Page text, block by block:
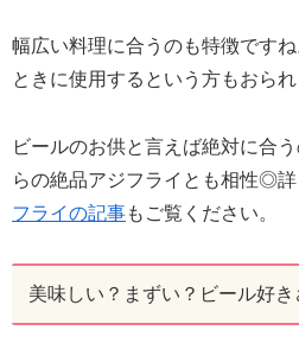
幅広い料理に合うのも特徴です
ときに使用するという方もおられ
ビールのお供と言えば絶対に合
らの絶品アジフライとも相性◎詳
フライの記事もご覧ください。
美味しい？まずい？ビール好き